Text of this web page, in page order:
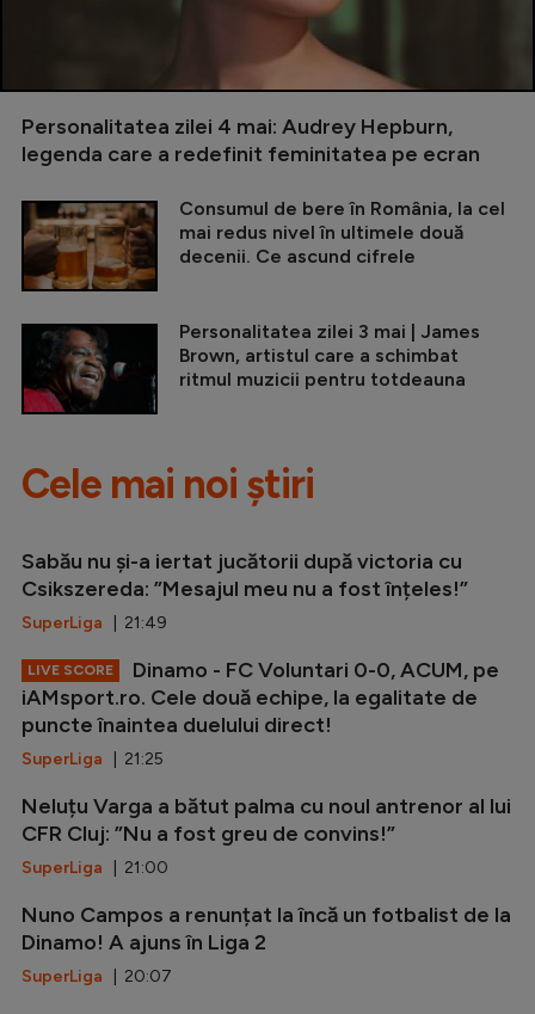
Personalitatea zilei 4 mai: Audrey Hepburn,
legenda care a redefinit feminitatea pe ecran
Consumul de bere în România, la cel
mai redus nivel în ultimele două
decenii. Ce ascund cifrele
Personalitatea zilei 3 mai | James
Brown, artistul care a schimbat
ritmul muzicii pentru totdeauna
Cele mai noi știri
Sabău nu și-a iertat jucătorii după victoria cu
Csikszereda: ”Mesajul meu nu a fost înțeles!”
SuperLiga | 21:49
LIVE SCORE
Dinamo - FC Voluntari 0-0, ACUM, pe
iAMsport.ro. Cele două echipe, la egalitate de
puncte înaintea duelului direct!
SuperLiga | 21:25
Neluțu Varga a bătut palma cu noul antrenor al lui
CFR Cluj: ”Nu a fost greu de convins!”
SuperLiga | 21:00
Nuno Campos a renunțat la încă un fotbalist de la
Dinamo! A ajuns în Liga 2
SuperLiga | 20:07